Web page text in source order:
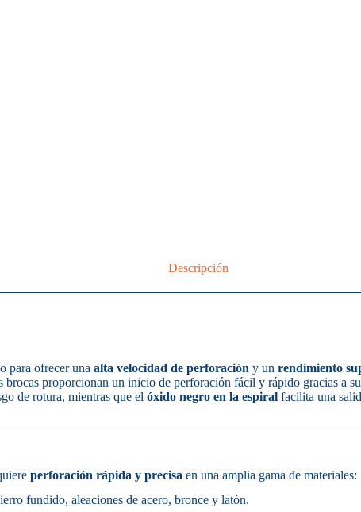
Descripción
para ofrecer una alta velocidad de perforación y un rendimiento
brocas proporcionan un inicio de perforación fácil y rápido gracias a su
de rotura, mientras que el óxido negro en la espiral facilita una
perforación rápida y precisa en una amplia gama de materiales:
fundido, aleaciones de acero, bronce y latón.